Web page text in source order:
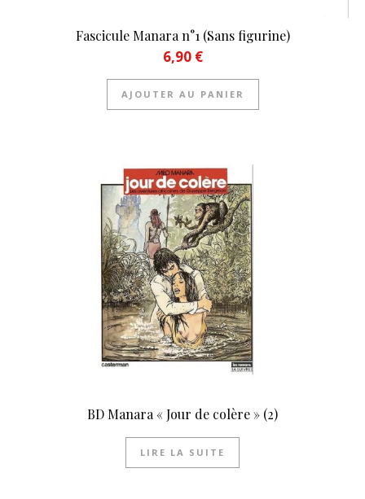
Fascicule Manara n°1 (Sans figurine)
6,90 €
AJOUTER AU PANIER
BD Manara « Jour de colère » (2)
LIRE LA SUITE